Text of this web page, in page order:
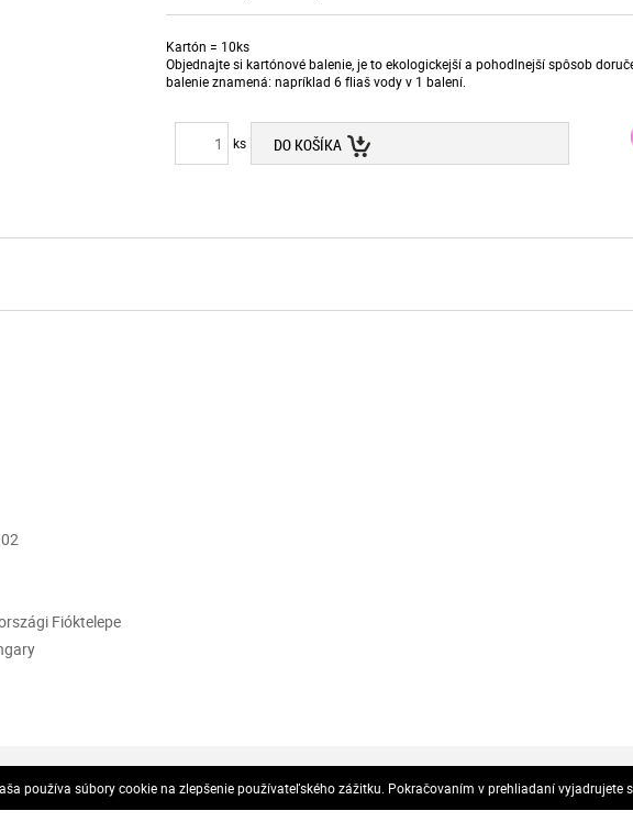
Kartón = 10ks
Objednajte si kartónové balenie, je to ekologickejší a pohodlnejší spôsob
balenie znamená: napríklad 6 fliaš vody v 1 balení.
ks DO KOŠÍKA
Fióktelepe
používa súbory cookie na zlepšenie používateľského zážitku. Pokračovaním v prehliadaní vyjadrujete